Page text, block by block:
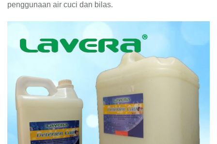
penggunaan air cuci dan bilas.